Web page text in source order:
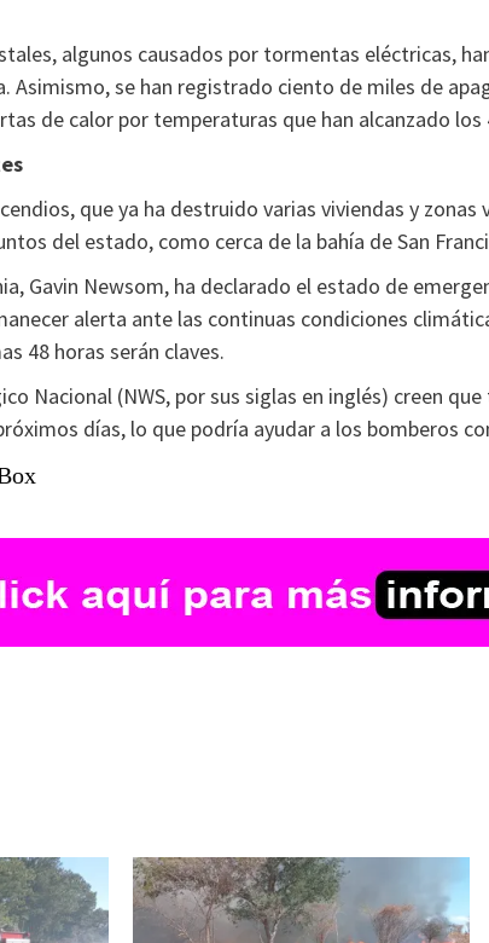
algunos causados por tormentas eléctricas,
Asimismo, se han registrado ciento de miles de
de calor por temperaturas que han alcanzado
que ya ha destruido varias viviendas y zonas
del estado, como cerca de la bahía de San
Gavin Newsom, ha declarado el estado de
alerta ante las continuas condiciones
48 horas serán claves.
Nacional (NWS, por sus siglas en inglés) creen
días, lo que podría ayudar a los bomberos